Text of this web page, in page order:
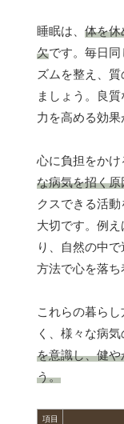
睡眠は、 体を休
欠です。毎日
ズムを整え、
ましょう。良
力を高める効果
心に負担をかけ
な病気を招く原
クスできる活
大切です。例
り、自然の中
方法で心を落ち
これらの暮ら
く、様々な病気
を意識し、健
う。
項目